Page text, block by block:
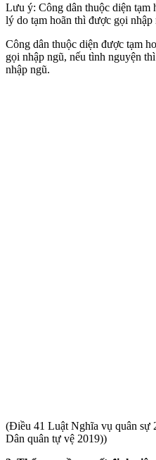
Lưu ý: Công dân thuộc diện tạm
lý do tạm hoãn thì được gọi nhập
Công dân thuộc diện được tạm
gọi nhập ngũ, nếu tình nguyện
nhập ngũ.
(Điều 41 Luật Nghĩa vụ quân sự
Dân quân tự vệ 2019))